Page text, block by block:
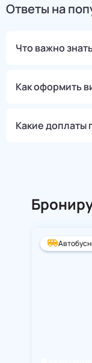
Ответы на
Что важно
Как оформить
Какие доплаты